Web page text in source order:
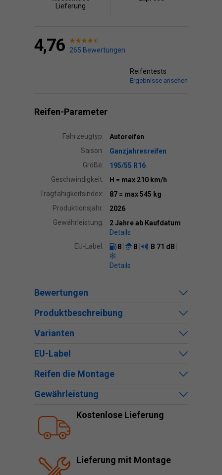
Lieferung
4,76 265 Bewertungen
Reifentests
Ergebnisse ansehen
Reifen-Parameter
Fahrzeugtyp:
Autoreifen
Saison:
Ganzjahresreifen
Größe:
195/55 R16
Geschwindigkeit:
H = max 210 km/h
Tragfähigkeitsindex:
87 = max 545 kg
Produktionsjahr:
2026
Gewährleistung:
2 Jahre ab Kaufdatum
Details
EU-Label:
B B B 71 dB
Details
Bewertungen
Produktbeschreibung
Varianten
EU-Label
Reifen die Montage
Gewährleistung
Kostenlose Lieferung
Lieferung mit Montage